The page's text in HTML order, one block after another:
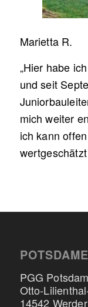
Marietta R.
„Hier habe
und seit
mich weiter
ich kann
PGG
Otto-
14542